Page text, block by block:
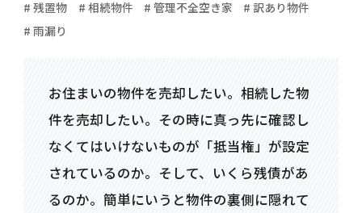
# 残置物
# 相続物件 # 管理不全空き家
# 訳あり物件
# 雨漏り
お住まいの物件を売却したい。相続した物
件を売却したい。その時に真っ先に確認し
なくてはいけないものが「抵当権」が設定
されているのか。そして、いくら残債があ
るのか。簡単にいうと物件の裏側に隠れて